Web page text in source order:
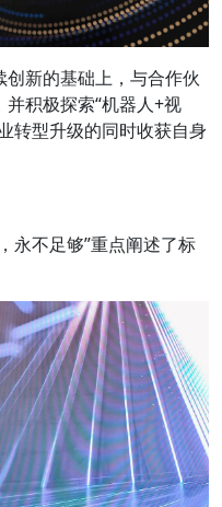
新的基础上，与合作伙
积极探索“机器人+视
转型升级的同时收获自身
永不足够”重点阐述了标